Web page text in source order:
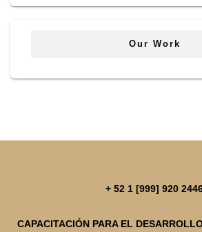
Our Work
+ 52 1 [999] 920
CAPACITACIÓN PARA EL